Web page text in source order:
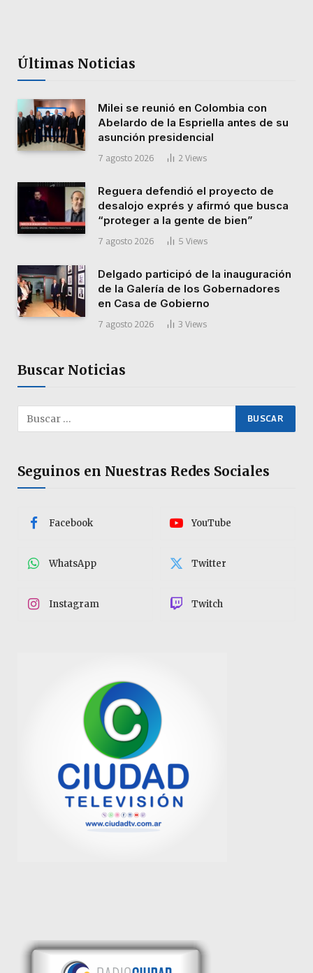
Últimas Noticias
Milei se reunió en Colombia con
Abelardo de la Espriella antes de su
asunción presidencial
7 agosto 2026 2 Views
Reguera defendió el proyecto de
desalojo exprés y afirmó que busca
“proteger a la gente de bien”
7 agosto 2026 5 Views
Delgado participó de la inauguración
de la Galería de los Gobernadores
en Casa de Gobierno
7 agosto 2026 3 Views
Buscar Noticias
Seguinos en Nuestras Redes Sociales
Facebook YouTube
WhatsApp Twitter
Instagram Twitch